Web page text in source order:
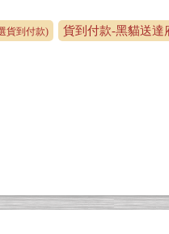
貨到付款) 貨到付款-黑貓送